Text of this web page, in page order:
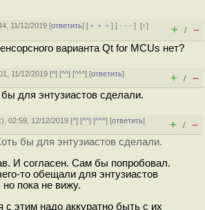
11/12/2019 [ответить] [ ﹢﹢﹢] [ · · ·][↑]
+ / –
варианта Qt for MCUs нет?
11/12/2019 [^] [^^] [^^^] [ответить]
+ / –
для энтузиастов сделали.
), 02:59, 12/12/2019 [^] [^^] [^^^] [ответить]
+ / –
бы для энтузиастов сделали.
И согласен. Сам бы попробовал.
то обещали для энтузиастов
но пока не вижу.
с этим надо аккуратно быть с их